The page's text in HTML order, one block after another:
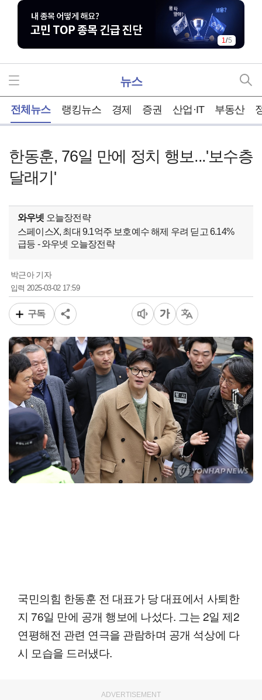
1/5
뉴스
전체뉴스 랭킹뉴스 경제 증권 산업·IT 부동산
한동훈, 76일 만에 정치 행보...'보수층
달래기'
와우넷 오늘장전략
스페이스X, 최대 9.1억주 보호예수 해제 우려 딛고 6.14%
급등 - 와우넷 오늘장전략
박근아 기자
입력2025-03-02 17:59
구독
국민의힘 한동훈 전 대표가 당 대표에서 사퇴한
지 76일 만에 공개 행보에 나섰다. 그는 2일 제2
연평해전 관련 연극을 관람하며 공개 석상에 다
시 모습을 드러냈다.
ADVERTISEMENT